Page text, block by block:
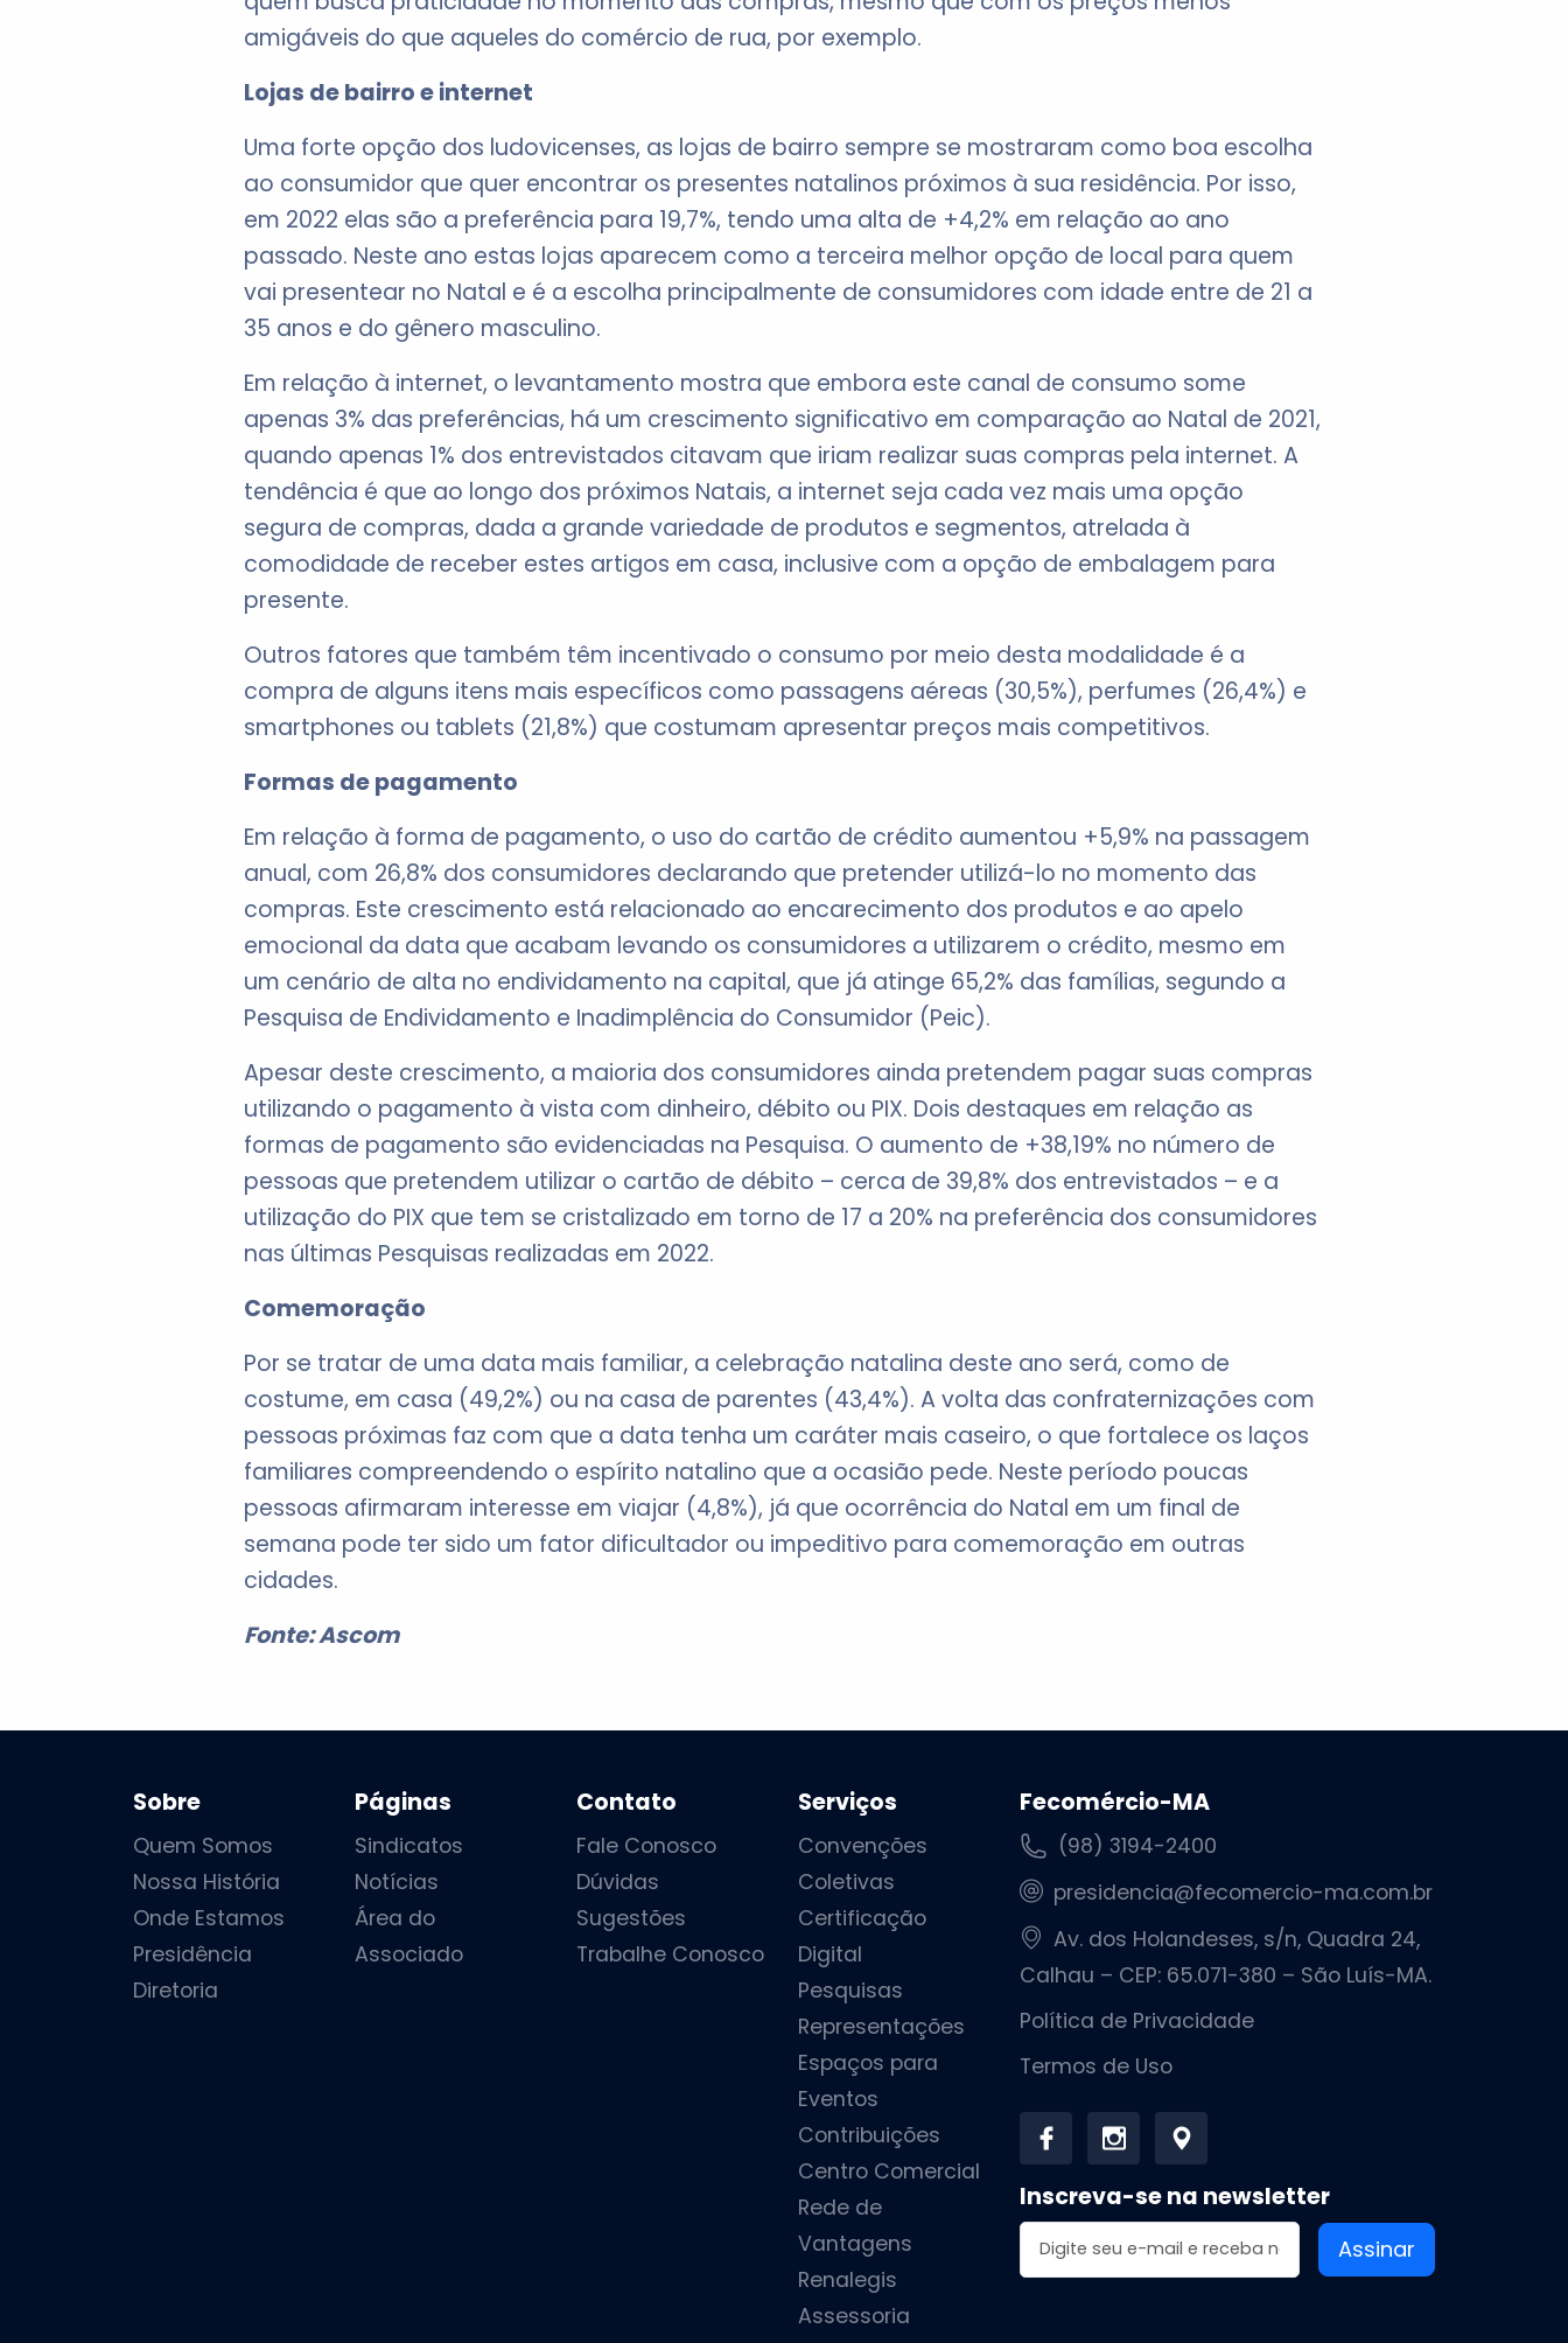
amigáveis do que aqueles do comércio de rua, por exemplo.
Lojas de bairro e internet
Uma forte opção dos ludovicenses, as lojas de bairro sempre se mostraram como boa escolha
ao consumidor que quer encontrar os presentes natalinos próximos à sua residência. Por isso,
em 2022 elas são a preferência para 19,7%, tendo uma alta de +4,2% em relação ao ano
passado. Neste ano estas lojas aparecem como a terceira melhor opção de local para quem
vai presentear no Natal e é a escolha principalmente de consumidores com idade entre de 21 a
35 anos e do gênero masculino.
Em relação à internet, o levantamento mostra que embora este canal de consumo some
apenas 3% das preferências, há um crescimento significativo em comparação ao Natal de 2021,
quando apenas 1% dos entrevistados citavam que iriam realizar suas compras pela internet. A
tendência é que ao longo dos próximos Natais, a internet seja cada vez mais uma opção
segura de compras, dada a grande variedade de produtos e segmentos, atrelada à
comodidade de receber estes artigos em casa, inclusive com a opção de embalagem para
presente.
Outros fatores que também têm incentivado o consumo por meio desta modalidade é a
compra de alguns itens mais específicos como passagens aéreas (30,5%), perfumes (26,4%) e
smartphones ou tablets (21,8%) que costumam apresentar preços mais competitivos.
Formas de pagamento
Em relação à forma de pagamento, o uso do cartão de crédito aumentou +5,9% na passagem
anual, com 26,8% dos consumidores declarando que pretender utilizá-lo no momento das
compras. Este crescimento está relacionado ao encarecimento dos produtos e ao apelo
emocional da data que acabam levando os consumidores a utilizarem o crédito, mesmo em
um cenário de alta no endividamento na capital, que já atinge 65,2% das famílias, segundo a
Pesquisa de Endividamento e Inadimplência do Consumidor (Peic).
Apesar deste crescimento, a maioria dos consumidores ainda pretendem pagar suas compras
utilizando o pagamento à vista com dinheiro, débito ou PIX. Dois destaques em relação as
formas de pagamento são evidenciadas na Pesquisa. O aumento de +38,19% no número de
pessoas que pretendem utilizar o cartão de débito – cerca de 39,8% dos entrevistados – e a
utilização do PIX que tem se cristalizado em torno de 17 a 20% na preferência dos consumidores
nas últimas Pesquisas realizadas em 2022.
Comemoração
Por se tratar de uma data mais familiar, a celebração natalina deste ano será, como de
costume, em casa (49,2%) ou na casa de parentes (43,4%). A volta das confraternizações com
pessoas próximas faz com que a data tenha um caráter mais caseiro, o que fortalece os laços
familiares compreendendo o espírito natalino que a ocasião pede. Neste período poucas
pessoas afirmaram interesse em viajar (4,8%), já que ocorrência do Natal em um final de
semana pode ter sido um fator dificultador ou impeditivo para comemoração em outras
cidades.
Fonte: Ascom
Sobre
Quem Somos
Nossa História
Onde Estamos
Presidência
Diretoria
Páginas
Sindicatos
Notícias
Área do
Associado
Contato
Fale Conosco
Dúvidas
Sugestões
Trabalhe Conosco
Serviços
Convenções
Coletivas
Certificação
Digital
Pesquisas
Representações
Espaços para
Eventos
Contribuições
Centro Comercial
Rede de
Vantagens
Renalegis
Assessoria
Fecomércio-MA
(98) 3194-2400
presidencia@fecomercio-ma.com.br
Av. dos Holandeses, s/n, Quadra 24,
Calhau – CEP: 65.071-380 – São Luís-MA.
Política de Privacidade
Termos de Uso
Inscreva-se na newsletter
Endereço de email
Assinar